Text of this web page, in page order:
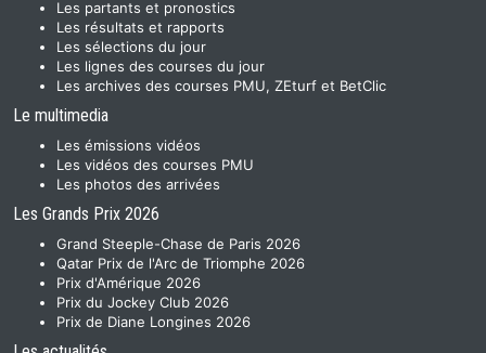
Les partants et pronostics
Les résultats et rapports
Les sélections du jour
Les lignes des courses du jour
Les archives des courses PMU, ZEturf et BetClic
Le multimedia
Les émissions vidéos
Les vidéos des courses PMU
Les photos des arrivées
Les Grands Prix 2026
Grand Steeple-Chase de Paris 2026
Qatar Prix de l'Arc de Triomphe 2026
Prix d'Amérique 2026
Prix du Jockey Club 2026
Prix de Diane Longines 2026